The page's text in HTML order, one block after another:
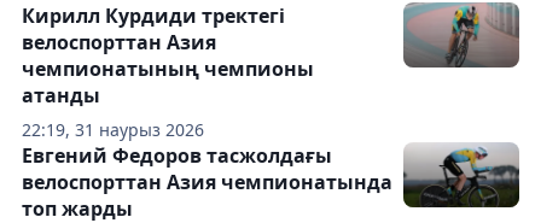
22:19, 31 наурыз 2026
Кирилл Курдиди тректегі
велоспорттан Азия
чемпионатының чемпионы
атанды
Евгений Федоров тасжолдағы
велоспорттан Азия чемпионатында
топ жарды